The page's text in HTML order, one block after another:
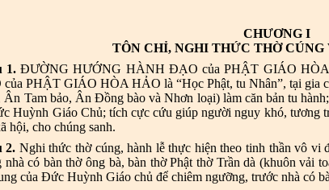
CHƯƠNG I
TÔN CHỈ, NGHI THỨC THỜ
1.ĐƯỜNG HƯỚNG HÀNH ĐẠO của PHẬT GIÁO HÒA
PHẬT GIÁO HÒA HẢO là “Học Phật, tu Nhân”, tại gia
Tam bảo, Ân Đồng bào và Nhơn loại) làm căn bản tu
Huỳnh Giáo Chủ; tích cực cứu giúp người nguy khó, tương
hội, cho chúng sanh.
2. Nghi thức thờ cúng, hành lễ thực hiện theo tinh thần vô
nhà có bàn thờ ông bà, bàn thờ Phật thờ Trần dà (khuôn vải
của Đức Huỳnh Giáo chủ để chiêm ngưỡng, trước nhà có